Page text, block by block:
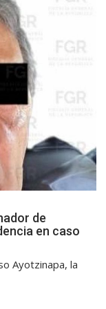
de
en caso
Ayotzinapa, la